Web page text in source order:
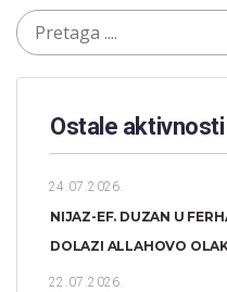
Ostale aktivnosti
24.07.2026.
NIJAZ-EF. DUZAN U
DOLAZI ALLAHOVO
22.07.2026.